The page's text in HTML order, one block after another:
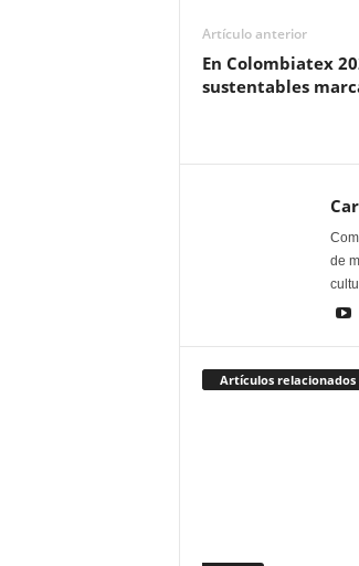
Artículo anterior
En Colombiatex
sustentables
de
Artículos relacionados